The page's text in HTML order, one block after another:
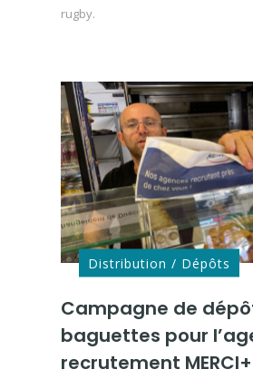
rugby.
Distribution / Dépôts
Campagne de
baguettes pour
recrutement MERCI+